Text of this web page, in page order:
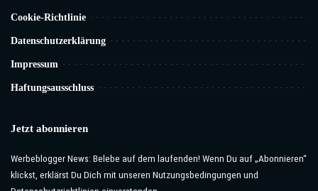
Cookie-Richtlinie
Datenschutzerklärung
Impressum
Haftungsausschluss
Jetzt abonnieren
Werbeblogger News: Belebe auf dem laufenden! Wenn Du auf „Abonnieren“
klickst, erklärst Du Dich mit unseren Nutzungsbedingungen und